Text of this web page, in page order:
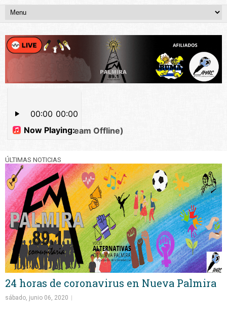
ÚLTIMAS NOTICIAS
24 horas de coronavirus en Nueva Palmira
sábado, junio 06, 2020